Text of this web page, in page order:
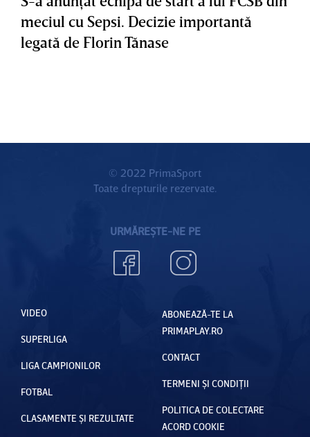
meciul cu Sepsi. Decizie importantă
legată de Florin Tănase
© 2022 PrimaSport
Toate drepturile rezervate.
URMĂREȘTE-NE PE
VIDEO
SUPERLIGA
LIGA CAMPIONILOR
FOTBAL
CLASAMENTE ȘI REZULTATE
ABONEAZĂ-TE LA
PRIMAPLAY.RO
CONTACT
TERMENI ȘI CONDIȚII
POLITICA DE COLECTARE
ACORD COOKIE